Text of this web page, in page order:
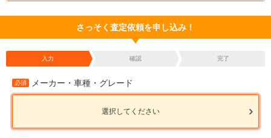
さっそく査定依頼を申し込み！
入力 確認 完了
必須 メーカー・車種・グレード
選択してください